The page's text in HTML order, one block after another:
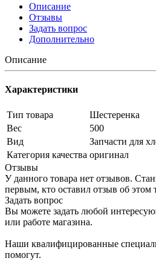
Описание
Отзывы
Задать вопрос
Дополнительно
Описание
Характеристики
Тип товара
Шестеренка
Вес
500
Вид
Запчасти для
Категория качества оригинал
Отзывы
У данного товара нет отзывов.
первым, кто оставил отзыв об этом
Задать вопрос
Вы можете задать любой
или работе магазина.
Наши квалифицированные
помогут.